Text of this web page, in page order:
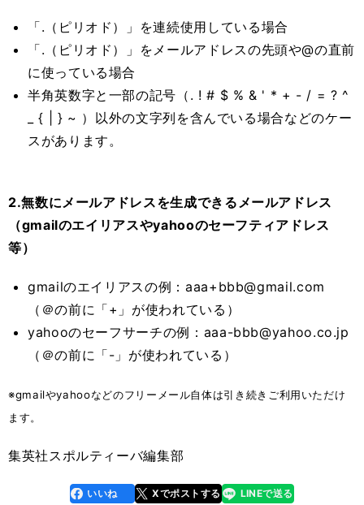
「. （ピリオド）」を連続使用している場合
「. （ピリオド）」をメールアドレスの先頭や@の直前
に使っている場合
半角英数字と一部の記号（ . ! # $ % & ' * + - / = ? ^
_ { | } ~ ）以外の文字列を含んでいる場合などのケー
スがあります。
2.無数にメールアドレスを生成できるメールアドレス
（gmailのエイリアスやyahooのセーフティアドレス
等）
gmailのエイリアスの例： aaa+bbb@gmail.com
（＠の前に「+ 」が使われている）
yahooのセーフサーチの例： aaa-bbb@yahoo.co.jp
（＠の前に「- 」が使われている）
※gmailやyahooなどのフリーメール自体は引き続きご利用いただけ
ます。
集英社スポルティーバ編集部
faceboo
k
いいね Xでポストする
line LINEで送る